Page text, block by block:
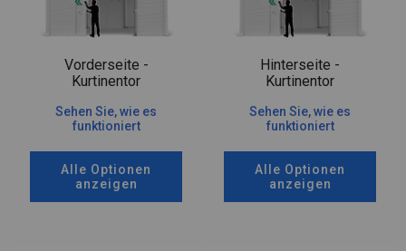
Vorderseite -
Kurtinentor
Sehen Sie, wie es
funktioniert
Alle Optionen
anzeigen
Hinterseite -
Kurtinentor
Sehen Sie, wie es
funktioniert
Alle Optionen
anzeigen